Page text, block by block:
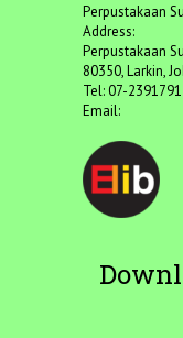
Perpustakaan
Address:
Perpustakaan
80350, Larkin,
Tel: 07-
Email: